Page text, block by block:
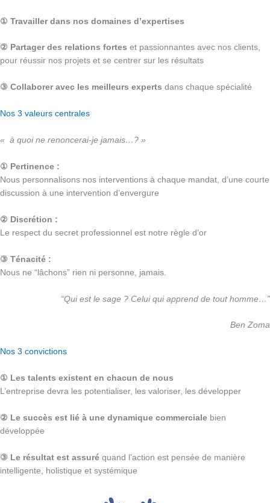
① Travailler dans nos domaines d’expertises
② Partager des relations fortes et passionnantes avec nos clients,
pour réussir nos projets et se centrer sur les résultats
③ Collaborer avec les meilleurs experts dans chaque spécialité
Nos 3 valeurs centrales
« à quoi ne renoncerai-je jamais…? »
① Pertinence :
Nous personnalisons nos interventions à chaque mandat, d’une courte
discussion à une intervention d’envergure
② Discrétion :
Le respect du secret professionnel est notre règle d’or
③ Ténacité :
Nous ne “lâchons” rien ni personne, jamais.
“Qui est le sage ? Celui qui apprend de tout homme…”
Ben Zoma
Nos 3 convictions
① Les talents existent en chacun de nous
L’entreprise devra les potentialiser, les valoriser, les développer
② Le succès est lié à une dynamique commerciale bien
développée
③ Le résultat est assuré quand l’action est pensée de manière
intelligente, holistique et systémique